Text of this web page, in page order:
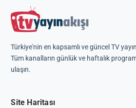
Türkiye'nin en kapsamlı ve güncel TV
Tüm kanalların günlük ve haftalık
ulaşın.
Site Haritası